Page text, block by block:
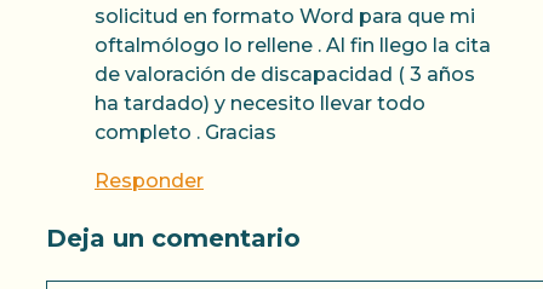
solicitud en formato Word para que mi
oftalmólogo lo rellene . Al fin llego la cita
de valoración de discapacidad ( 3 años
ha tardado) y necesito llevar todo
completo . Gracias
Responder
Deja un comentario